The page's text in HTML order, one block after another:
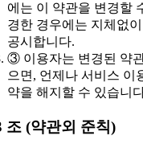
에는 이 약관을 변경할
경한 경우에는 지체없
공시합니다.
③ 이용자는 변경된 약
으면, 언제나 서비스 이
약을 해지할 수 있습니
조 (약관외 준칙)